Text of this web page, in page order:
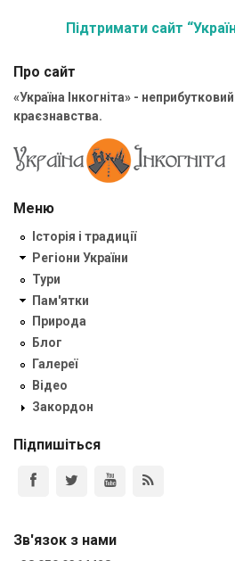
Підтримати сайт
Про сайт
«Україна Інкогніта» -
краєзнавства.
Меню
Історія і традиції
Регіони України
Тури
Пам'ятки
Природа
Блог
Галереї
Відео
Закордон
Підпишіться
Зв'язок з нами